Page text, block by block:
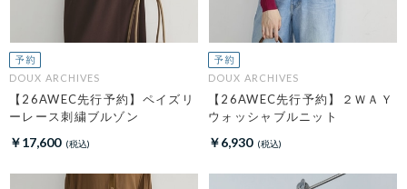
DOUX ARCHIVES
【26AWEC先行予約】ペイズリ
ーレース刺繍ブルゾン
￥17,600
DOUX ARCHIVES
【26AWEC先行予約】２ＷＡＹ
ウォッシャブルニット
￥6,930